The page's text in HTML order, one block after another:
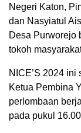
Negeri Katon,
dan Nasyiatul
Desa Purworejo
tokoh
NICE’S 2024
Ketua Pembina
perlombaan
pada pukul